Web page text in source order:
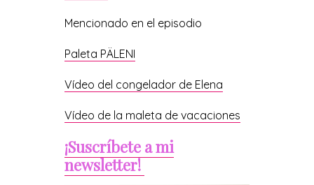
Mencionado en el episodio
Paleta PÄLENI
Vídeo del congelador de Elena
Vídeo de la maleta de vacaciones
¡Suscríbete a mi
newsletter!